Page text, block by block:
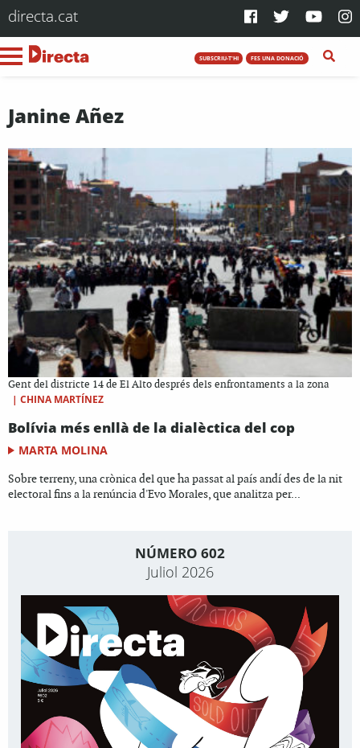
directa.cat
SUBSCRIU-T'HI FES UNA DONACIÓ
Janine Añez
Gent del districte 14 de El Alto després dels enfrontaments a la zona
| CHINA MARTÍNEZ
Bolívia més enllà de la dialèctica del cop
MARTA MOLINA
Sobre terreny, una crònica del que ha passat al país andí des de la nit
electoral fins a la renúncia d'Evo Morales, que analitza per...
NÚMERO 602
Juliol 2026